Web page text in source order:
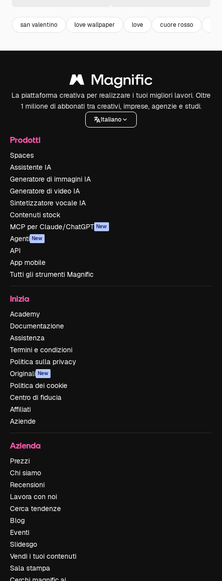
san valentino love wallpaper love cuore rosso
La piattaforma creativa per realizzare i tuoi migliori lavori. Oltre
1 milione di abbonati tra creativi, imprese, agenzie e studi.
Italiano
Prodotti
Spaces
Assistente IA
Generatore di immagini IA
Generatore di video IA
Sintetizzatore vocale IA
Contenuti stock
MCP per Claude/ChatGPT New
Agenti New
API
App mobile
Tutti gli strumenti Magnific
Inizia
Academy
Documentazione
Assistenza
Termini e condizioni
Politica sulla privacy
Originali New
Politica dei cookie
Centro di fiducia
Affiliati
Aziende
Azienda
Prezzi
Chi siamo
Recensioni
Lavora con noi
Cerca tendenze
Blog
Eventi
Slidesgo
Vendi i tuoi contenuti
Sala stampa